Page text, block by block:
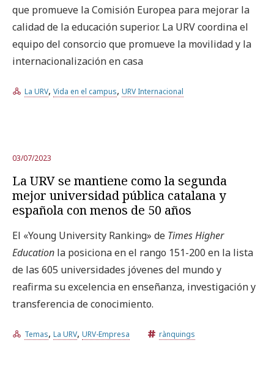
que promueve la Comisión Europea para mejorar la
calidad de la educación superior. La URV coordina el
equipo del consorcio que promueve la movilidad y la
internacionalización en casa
La URV, Vida en el campus, URV Internacional
03/07/2023
La URV se mantiene como la segunda
mejor universidad pública catalana y
española con menos de 50 años
El «Young University Ranking» de Times Higher
Education la posiciona en el rango 151-200 en la lista
de las 605 universidades jóvenes del mundo y
reafirma su excelencia en enseñanza, investigación y
transferencia de conocimiento.
Temas, La URV, URV-Empresa rànquings